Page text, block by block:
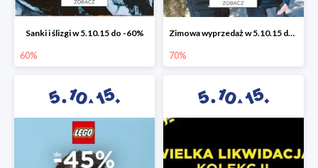
Sanki i ślizgi w 5.10.15 do -60%
60%
Zimowa wyprzedaż w 5.10.15 do -70%
70%